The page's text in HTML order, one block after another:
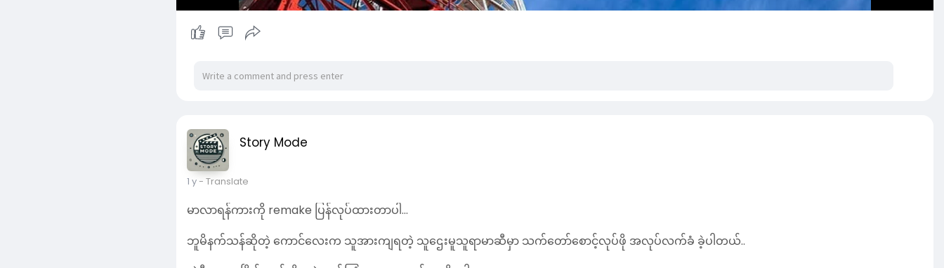
1 y- Translate
မူသူရာရဲ့ သားက ပြိုင်ဘက်သမီး နဲ့ ပြဿနာတက်ပြီး သတ်​သေသွားတာကြောင့်ပါ...
သူ့မှာ မီရာဆိုတဲ့ သမီးတယောက်ရှိပါတယ်...
ဖြစ်ချင်တော့ သူမကိုပါ ဒုက္ခပေးလာမှာစိုးလို ကျောင်းအတူတူလိုက်တက်ဖို ဖြစ်လာခဲ့ပါတယ်...
မီရာဘက်က ဘာတွေလုပ်လိုက်လို ဘူမိတယောက် ဘယ်လို ပြဿနာတွေ ဖြေရှင်းရမယ်...
Read More